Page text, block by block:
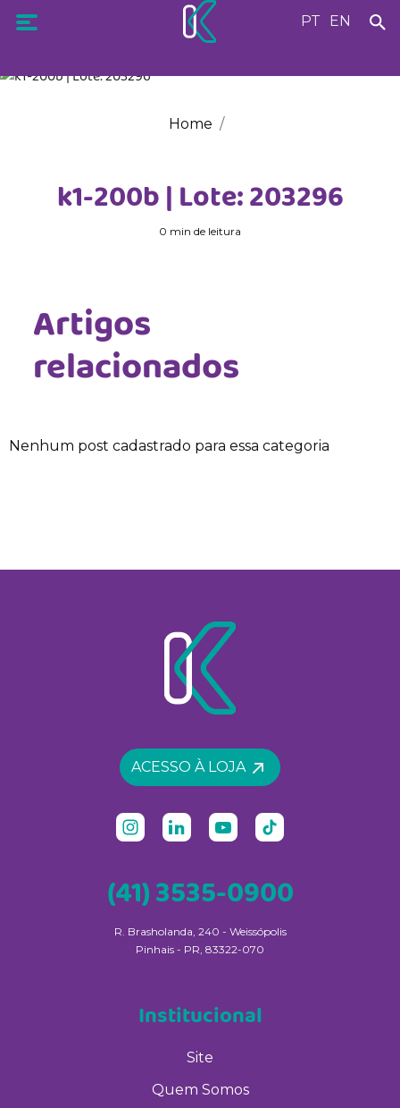
PT EN
Home
k1-200b | Lote: 203296
0 min de leitura
Artigos
relacionados
Nenhum post cadastrado para essa categoria
ACESSO À LOJA
(41) 3535-0900
R. Brasholanda, 240 - Weissópolis
Pinhais - PR, 83322-070
Institucional
Site
Quem Somos